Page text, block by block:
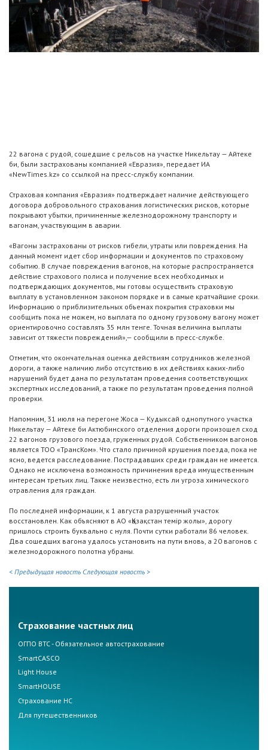
22 вагона с рудой, сошедшие с рельсов на участке Никельтау — Айтеке
би, были застрахованы компанией «Евразия», передает ИА
«NewTimes.kz» со ссылкой на пресс-службу компании.
Страховая компания «Евразия» подтверждает наличие действующего
договора добровольного страхования логистических рисков, которые
покрывают убытки, причиненные железнодорожному транспорту и
вагонам, участвующим в аварии.
«Вагоны застрахованы от рисков гибели, утраты или повреждения. На
данный момент идет сбор информации и документов по страховому
событию. В случае повреждения вагонов, на которые распространяется
действие страхового полиса и получение всех необходимых и
подтверждающих документов, мы готовы осуществить страховую
выплату в установленном законом порядке и в самые кратчайшие сроки.
Информацию о приблизительных объемах покрытия страховки мы
сообщить пока не можем, но выплата по одному грузовому вагону может
ориентировочно составлять 35 млн тенге. Точная величина выплаты
зависит от тяжести повреждений»,— сообщили в пресс-службе.
Отметим, что окончательная оценка действиям сотрудников железной
дороги, а также наличию либо отсутствию в их действиях каких-либо
нарушений будет дана по результатам проведения соответствующих
экспертных исследований, а также по результатам проведения полной
проверки.
Напомним, 31 июля на перегоне Жоса — Кудыксай однопутного участка
Никельтау — Айтеке би Актюбинского отделения дороги произошел сход
22 вагонов грузового поезда, груженных рудой. Собственником вагонов
является ТОО «ТрансКом». Что стало причиной крушения поезда, пока не
ясно, ведется расследование. Пострадавших среди граждан не имеется.
Однако не исключена возможность причинения вреда имущественным
интересам третьих лиц. Также неизвестно, есть ли угроза химического
отравления для граждан.
По последней информации, к 1 августа разрушенный участок
восстановлен. Как объясняют в АО «Қазақстан темір жолы», дорогу
пришлось строить буквально с нуля. Почти сутки работали 86 человек.
Два сошедших вагона удалось установить на пути вновь, а 20 вагонов с
железнодорожного полотна убраны.
< Предыдущая новость Следующая новость >
Страхование частных лиц
ОГПО ВТС - Обязательное автострахование
SmartCASCO
Light House
SmartHOUSE
Страхование НС
Для путешественников